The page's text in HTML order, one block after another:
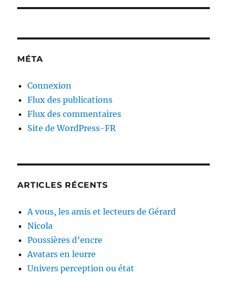
MÉTA
Connexion
Flux des publications
Flux des commentaires
Site de WordPress-FR
ARTICLES RÉCENTS
A vous, les amis et lecteurs de Gérard
Nicola
Poussières d’encre
Avatars en leurre
Univers perception ou état